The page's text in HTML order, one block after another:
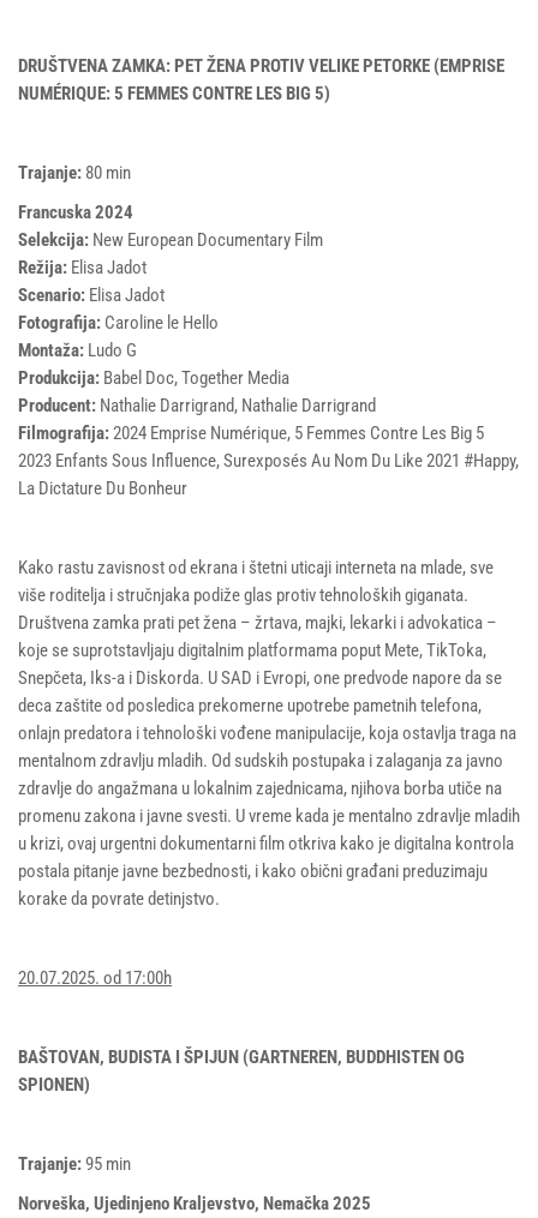
DRUŠTVENA ZAMKA: PET ŽENA PROTIV VELIKE PETORKE (EMPRISE
NUMÉRIQUE: 5 FEMMES CONTRE LES BIG 5)
Trajanje: 80 min
Francuska 2024
Selekcija: New European Documentary Film
Režija: Elisa Jadot
Scenario: Elisa Jadot
Fotografija: Caroline le Hello
Montaža: Ludo G
Produkcija: Babel Doc, Together Media
Producent: Nathalie Darrigrand, Nathalie Darrigrand
Filmografija:2024 Emprise Numérique, 5 Femmes Contre Les Big 5
2023 Enfants Sous Influence, Surexposés Au Nom Du Like 2021 #Happy,
La Dictature Du Bonheur
Kako rastu zavisnost od ekrana i štetni uticaji interneta na mlade, sve
više roditelja i stručnjaka podiže glas protiv tehnoloških giganata.
Društvena zamka prati pet žena – žrtava, majki, lekarki i advokatica –
koje se suprotstavljaju digitalnim platformama poput Mete, TikToka,
Snepčeta, Iks-a i Diskorda. U SAD i Evropi, one predvode napore da se
deca zaštite od posledica prekomerne upotrebe pametnih telefona,
onlajn predatora i tehnološki vođene manipulacije, koja ostavlja traga na
mentalnom zdravlju mladih. Od sudskih postupaka i zalaganja za javno
zdravlje do angažmana u lokalnim zajednicama, njihova borba utiče na
promenu zakona i javne svesti. U vreme kada je mentalno zdravlje mladih
u krizi, ovaj urgentni dokumentarni film otkriva kako je digitalna kontrola
postala pitanje javne bezbednosti, i kako obični građani preduzimaju
korake da povrate detinjstvo.
20.07.2025. od 17:00h
BAŠTOVAN, BUDISTA I ŠPIJUN (GARTNEREN, BUDDHISTEN OG
SPIONEN)
Trajanje:95 min
Norveška, Ujedinjeno Kraljevstvo, Nemačka 2025